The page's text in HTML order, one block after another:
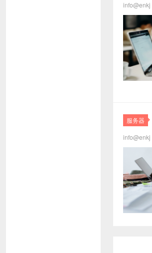
info@enkj
服务器
info@enkj